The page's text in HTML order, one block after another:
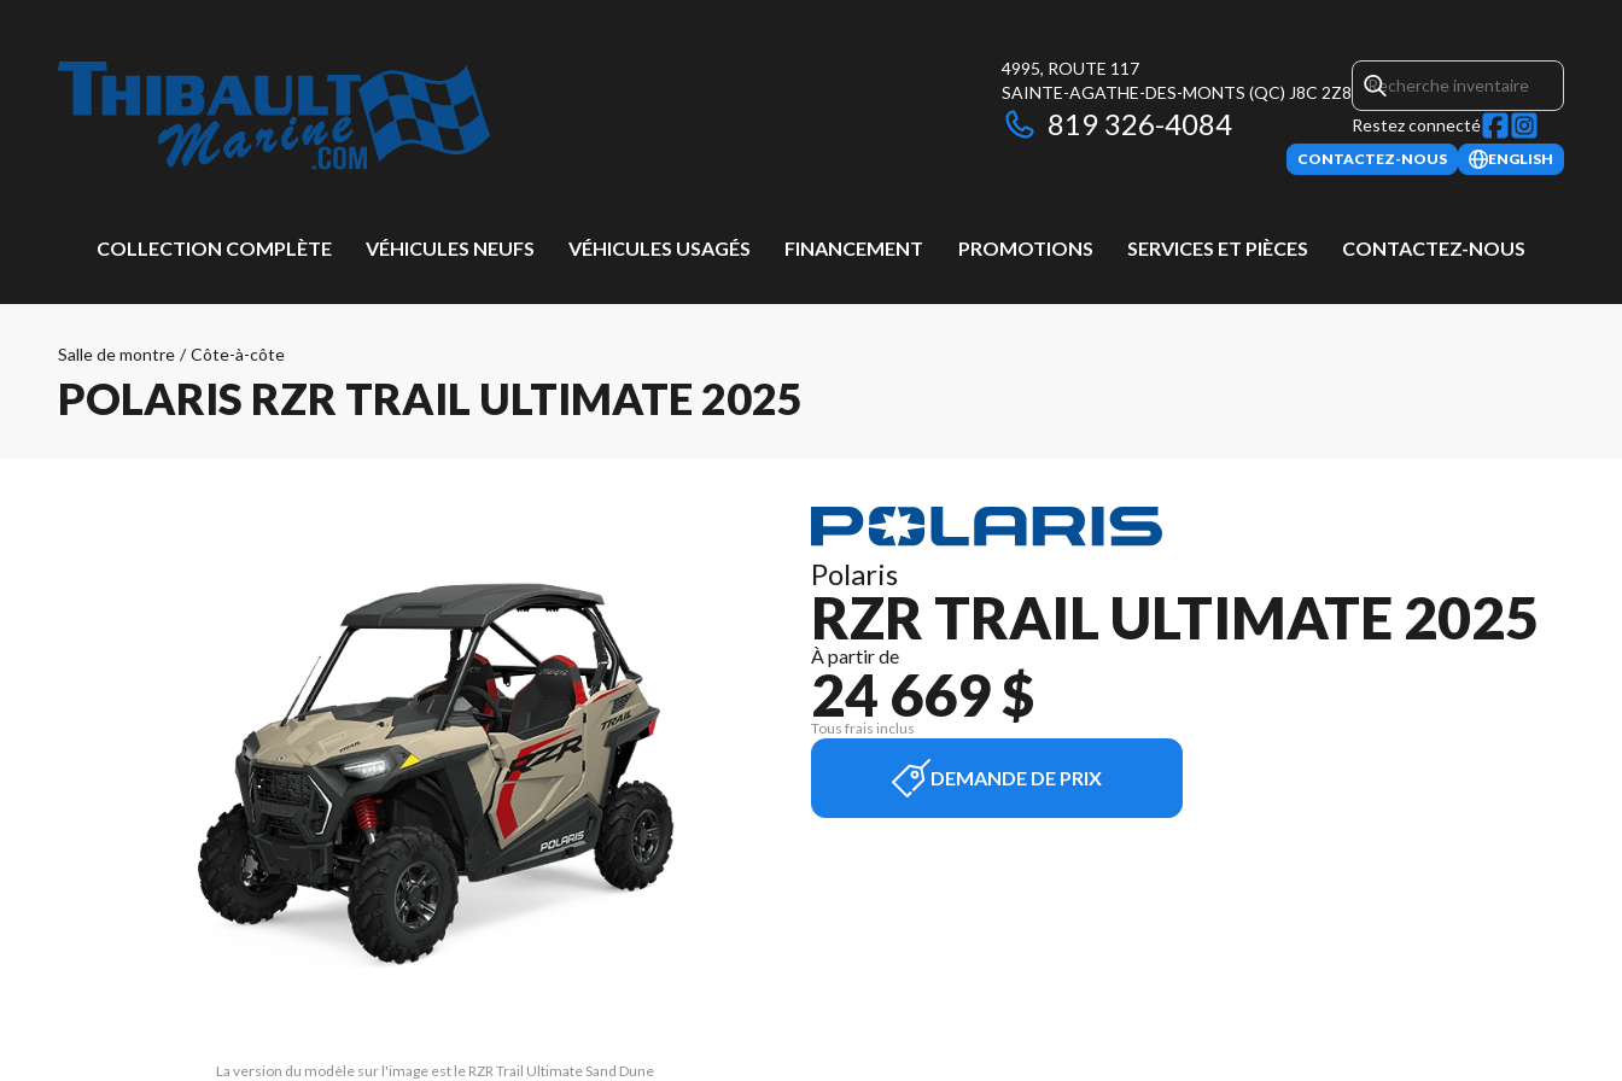
4995, ROUTE 117
SAINTE-AGATHE-DES-MONTS (QC) J8C 2Z8
819 326-4084 Restez connecté
CONTACTEZ-NOUS ENGLISH
COLLECTION COMPLÈTE VÉHICULES NEUFS VÉHICULES USAGÉS FINANCEMENT PROMOTIONS SERVICES ET PIÈCES CONTACTEZ-NOUS
Salle de montre / Côte-à-côte
POLARIS RZR TRAIL ULTIMATE 2025
La version du modèle sur l'image est le RZR Trail Ultimate Sand Dune
Polaris
RZR TRAIL ULTIMATE 2025
À partir de
24 669 $
Tous frais inclus
DEMANDE DE PRIX